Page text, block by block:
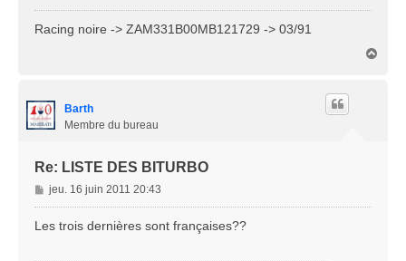
e
Racing noire -> ZAM331B00MB121729 -> 03/91
Barth
Membre du bureau
Re: LISTE DES BITURBO
M
e
jeu. 16 juin 2011 20:43
Les trois dernières sont françaises??